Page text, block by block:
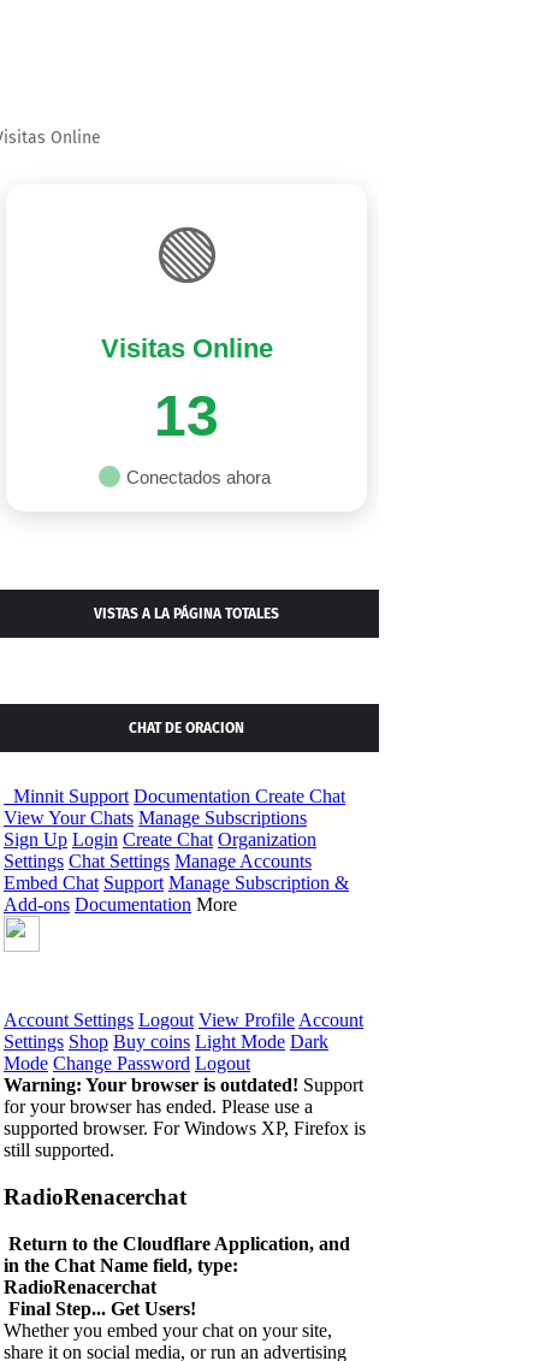
Online
🟢
Visitas Online
13
Conectados ahora
VISTAS A LA PÁGINA TOTALES
CHAT DE ORACION